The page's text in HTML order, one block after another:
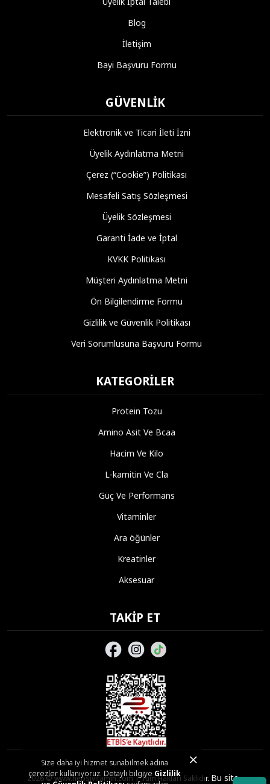
Size daha iyi hizmet sunabilmek adına
çerezler kullanıyoruz. Detaylı bilgiye Gizlilik
Blog
İletişim
Bayi Başvuru Formu
GÜVENLIK
Elektronik ve Ticari İleti İzni
Üyelik Aydınlatma Metni
Çerez (“Cookie”) Politikası
Mesafeli Satış Sözleşmesi
Üyelik Sözleşmesi
Garanti İade ve İptal
KVKK Politikası
Müşteri Aydınlatma Metni
Ön Bilgilendirme Formu
Gizlilik ve Güvenlik Politikası
Veri Sorumlusuna Başvuru Formu
KATEGORILER
Protein Tozu
Amino Asit Ve Bcaa
Hacim Ve Kilo
L-karnitin Ve Cla
Güç Ve Performans
Vitaminler
Ara öğünler
Kreatinler
Aksesuar
TAKIP ET
2026 © www.hepsivitamin.com | Tüm Hakları Saklıdır. Bu site,